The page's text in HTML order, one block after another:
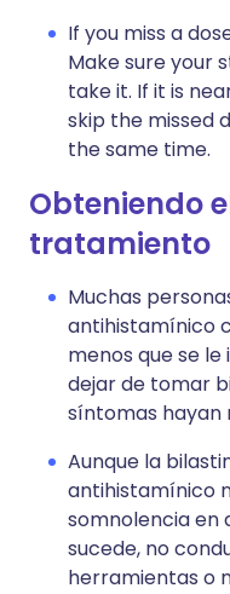
If you miss a
Make sure your
take it. If it is
skip the missed
the same time.
Obteniendo
tratamiento
Muchas
antihistamínico
menos que se
dejar de tomar
síntomas hayan
Aunque la
antihistamínico
somnolencia en
sucede, no
herramientas o